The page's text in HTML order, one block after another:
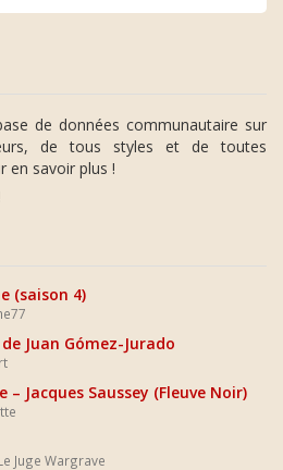
de données communautaire sur
de tous styles et de toutes
en savoir plus !
(saison 4)
Juan Gómez-Jurado
Jacques Saussey (Fleuve Noir)
Juge Wargrave